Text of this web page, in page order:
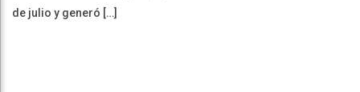
de julio y generó […]